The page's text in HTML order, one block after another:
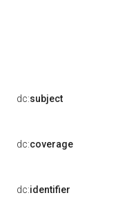
dc:subject
dc:coverage
dc:identifier